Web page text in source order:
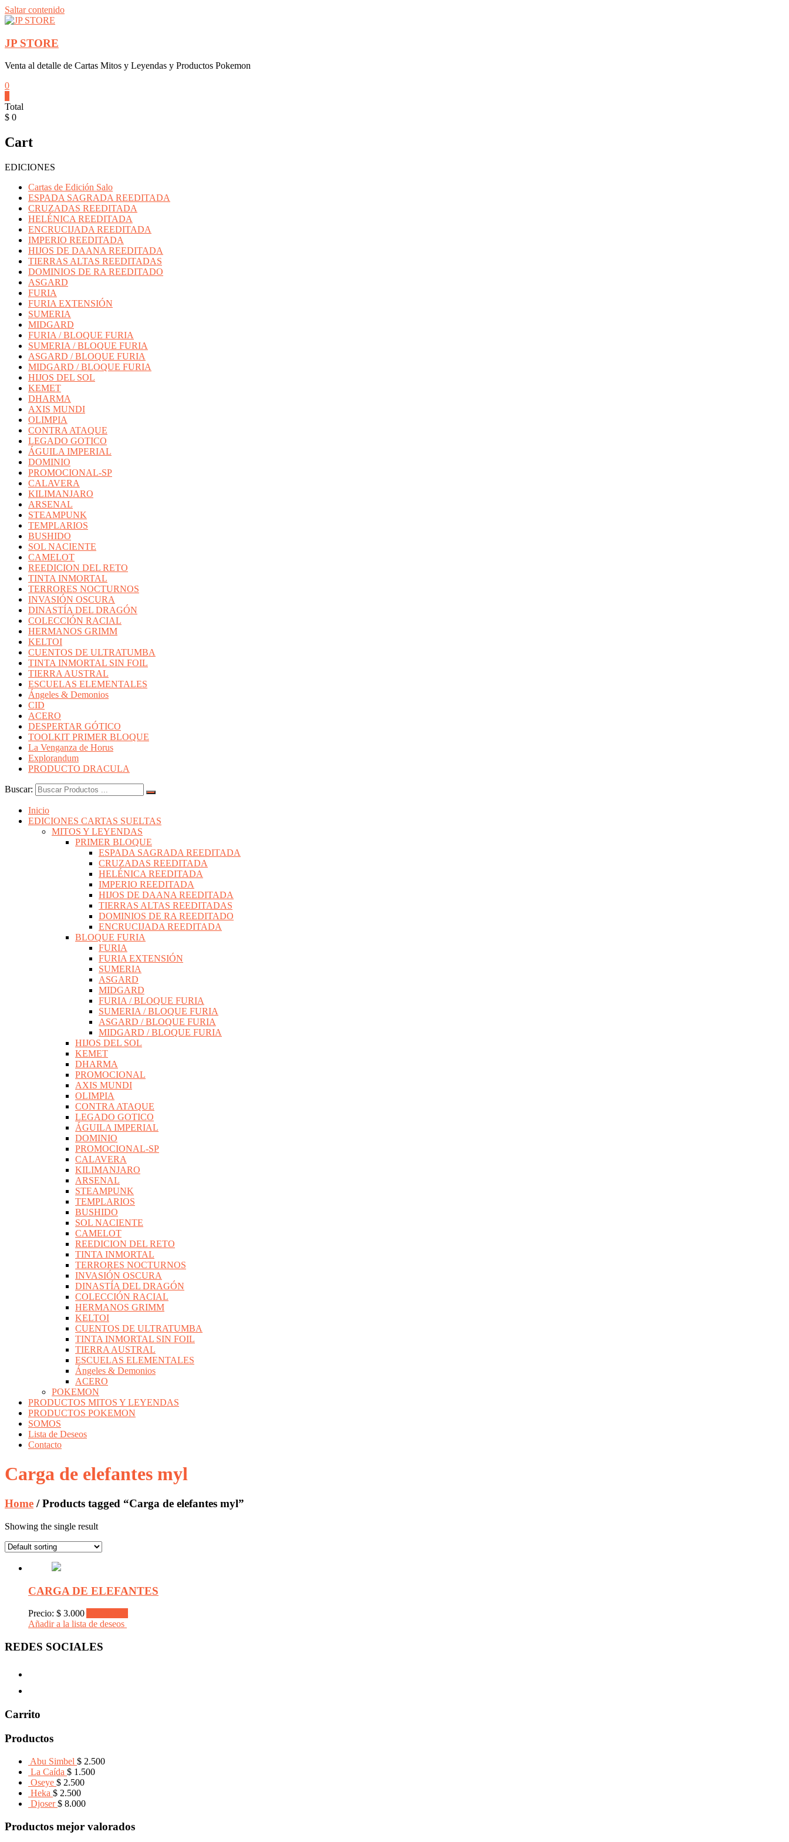
Saltar contenido
JP STORE
Venta al detalle de Cartas Mitos y Leyendas y Productos Pokemon
0
Total
$ 0
Cart
EDICIONES
Cartas de Edición Salo
ESPADA SAGRADA REEDITADA
CRUZADAS REEDITADA
HELÉNICA REEDITADA
ENCRUCIJADA REEDITADA
IMPERIO REEDITADA
HIJOS DE DAANA REEDITADA
TIERRAS ALTAS REEDITADAS
DOMINIOS DE RA REEDITADO
ASGARD
FURIA
FURIA EXTENSIÓN
SUMERIA
MIDGARD
FURIA / BLOQUE FURIA
SUMERIA / BLOQUE FURIA
ASGARD / BLOQUE FURIA
MIDGARD / BLOQUE FURIA
HIJOS DEL SOL
KEMET
DHARMA
AXIS MUNDI
OLIMPIA
CONTRA ATAQUE
LEGADO GOTICO
ÁGUILA IMPERIAL
DOMINIO
PROMOCIONAL-SP
CALAVERA
KILIMANJARO
ARSENAL
STEAMPUNK
TEMPLARIOS
BUSHIDO
SOL NACIENTE
CAMELOT
REEDICION DEL RETO
TINTA INMORTAL
TERRORES NOCTURNOS
INVASIÓN OSCURA
DINASTÍA DEL DRAGÓN
COLECCIÓN RACIAL
HERMANOS GRIMM
KELTOI
CUENTOS DE ULTRATUMBA
TINTA INMORTAL SIN FOIL
TIERRA AUSTRAL
ESCUELAS ELEMENTALES
Ángeles & Demonios
CID
ACERO
DESPERTAR GÓTICO
TOOLKIT PRIMER BLOQUE
La Venganza de Horus
Explorandum
PRODUCTO DRACULA
Buscar:
Inicio
EDICIONES CARTAS SUELTAS
MITOS Y LEYENDAS
PRIMER BLOQUE
ESPADA SAGRADA REEDITADA
CRUZADAS REEDITADA
HELÉNICA REEDITADA
IMPERIO REEDITADA
HIJOS DE DAANA REEDITADA
TIERRAS ALTAS REEDITADAS
DOMINIOS DE RA REEDITADO
ENCRUCIJADA REEDITADA
BLOQUE FURIA
FURIA
FURIA EXTENSIÓN
SUMERIA
ASGARD
MIDGARD
FURIA / BLOQUE FURIA
SUMERIA / BLOQUE FURIA
ASGARD / BLOQUE FURIA
MIDGARD / BLOQUE FURIA
HIJOS DEL SOL
KEMET
DHARMA
PROMOCIONAL
AXIS MUNDI
OLIMPIA
CONTRA ATAQUE
LEGADO GOTICO
ÁGUILA IMPERIAL
DOMINIO
PROMOCIONAL-SP
CALAVERA
KILIMANJARO
ARSENAL
STEAMPUNK
TEMPLARIOS
BUSHIDO
SOL NACIENTE
CAMELOT
REEDICION DEL RETO
TINTA INMORTAL
TERRORES NOCTURNOS
INVASIÓN OSCURA
DINASTÍA DEL DRAGÓN
COLECCIÓN RACIAL
HERMANOS GRIMM
KELTOI
CUENTOS DE ULTRATUMBA
TINTA INMORTAL SIN FOIL
TIERRA AUSTRAL
ESCUELAS ELEMENTALES
Ángeles & Demonios
ACERO
POKEMON
PRODUCTOS MITOS Y LEYENDAS
PRODUCTOS POKEMON
SOMOS
Lista de Deseos
Contacto
Carga de elefantes myl
Home / Products tagged “Carga de elefantes myl”
Showing the single result
CARGA DE ELEFANTES
Precio: $ 3.000
Añadir a la lista de deseos
REDES SOCIALES
Carrito
Productos
Abu Simbel $ 2.500
La Caída $ 1.500
Oseye $ 2.500
Heka $ 2.500
Djoser $ 8.000
Productos mejor valorados